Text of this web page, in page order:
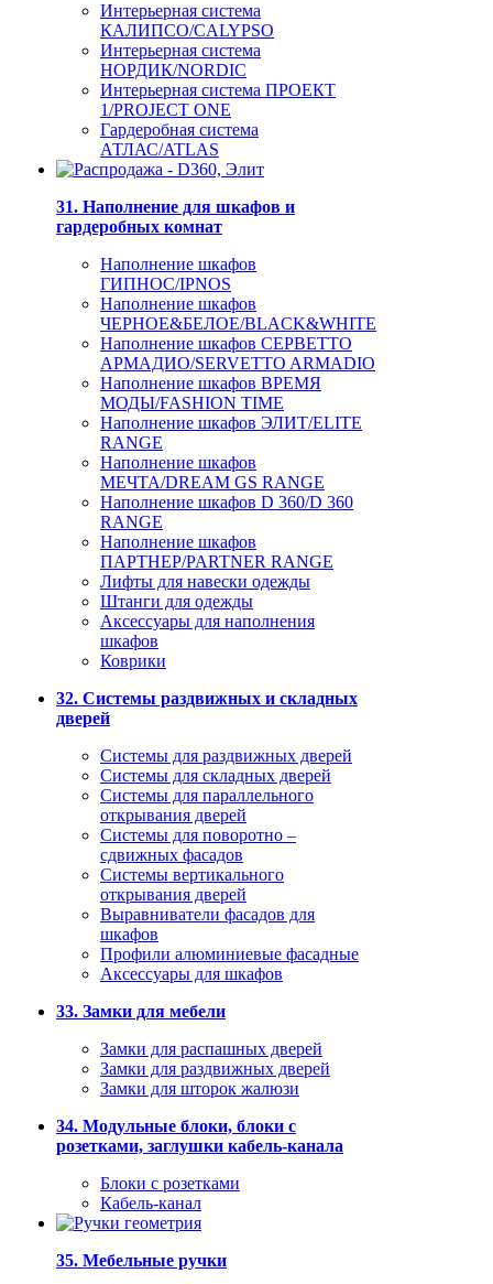
Интерьерная система
КАЛИПСО/CALYPSO
Интерьерная система
НОРДИК/NORDIC
Интерьерная система ПРОЕКТ
1/PROJECT ONE
Гардеробная система
АТЛАС/ATLAS
31. Наполнение для шкафов и
гардеробных комнат
Наполнение шкафов
ГИПНОС/IPNOS
Наполнение шкафов
ЧЕРНОЕ&БЕЛОЕ/BLACK&WHITE
Наполнение шкафов СЕРВЕТТО
АРМАДИО/SERVETTO ARMADIO
Наполнение шкафов ВРЕМЯ
МОДЫ/FASHION TIME
Наполнение шкафов ЭЛИТ/ELITE
RANGE
Наполнение шкафов
МЕЧТА/DREAM GS RANGE
Наполнение шкафов D 360/D 360
RANGE
Наполнение шкафов
ПАРТНЕР/PARTNER RANGE
Лифты для навески одежды
Штанги для одежды
Аксессуары для наполнения
шкафов
Коврики
32. Системы раздвижных и складных
дверей
Системы для раздвижных дверей
Системы для складных дверей
Системы для параллельного
открывания дверей
Системы для поворотно –
сдвижных фасадов
Системы вертикального
открывания дверей
Выравниватели фасадов для
шкафов
Профили алюминиевые фасадные
Аксессуары для шкафов
33. Замки для мебели
Замки для распашных дверей
Замки для раздвижных дверей
Замки для шторок жалюзи
34. Модульные блоки, блоки с
розетками, заглушки кабель-канала
Блоки с розетками
Кабель-канал
35. Мебельные ручки